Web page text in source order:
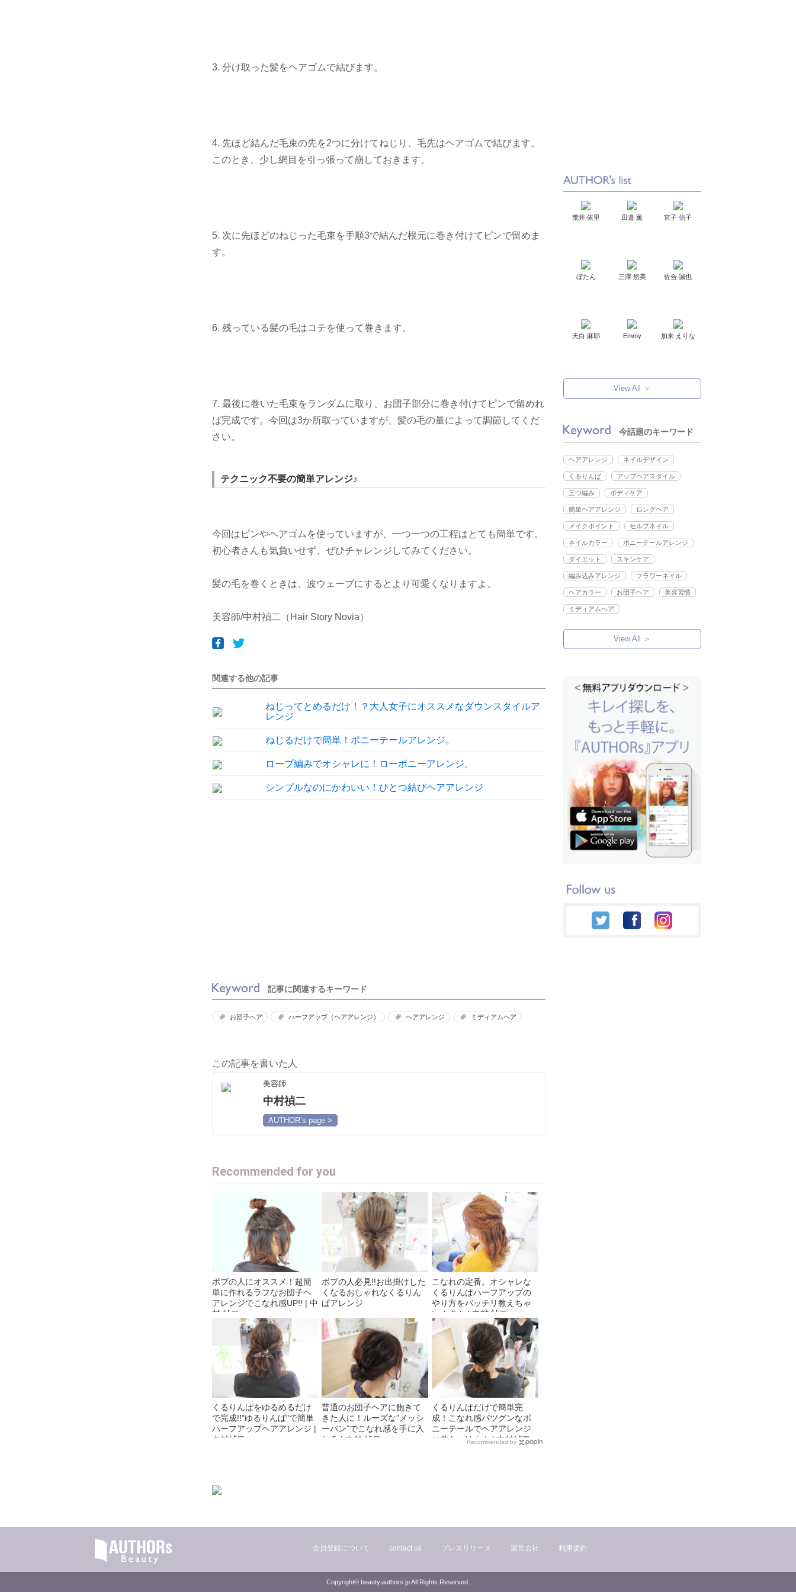
3. 分け取った髪をヘアゴムで結びます。
4. 先ほど結んだ毛束の先を2つに分けてねじり、毛先はヘアゴムで結びます。
このとき、少し網目を引っ張って崩しておきます。
5. 次に先ほどのねじった毛束を手順3で結んだ根元に巻き付けてピンで留めま
す。
6. 残っている髪の毛はコテを使って巻きます。
7. 最後に巻いた毛束をランダムに取り、お団子部分に巻き付けてピンで留めれ
ば完成です。今回は3か所取っていますが、髪の毛の量によって調節してくだ
さい。
テクニック不要の簡単アレンジ♪
今回はピンやヘアゴムを使っていますが、一つ一つの工程はとても簡単です。
初心者さんも気負いせず、ぜひチャレンジしてみてください。
髪の毛を巻くときは、波ウェーブにするとより可愛くなりますよ。
美容師/中村禎二（Hair Story Novia）
関連する他の記事
ねじってとめるだけ！？大人女子にオススメなダウンスタイルア
レンジ
ねじるだけで簡単！ポニーテールアレンジ。
ロープ編みでオシャレに！ローポニーアレンジ。
シンプルなのにかわいい！ひとつ結びヘアアレンジ
記事に関連するキーワード
お団子ヘア ハーフアップ（ヘアアレンジ） ヘアアレンジ ミディアムヘア
この記事を書いた人
美容師
中村禎二
AUTHOR’s page >
Recommended for you
ボブの人にオススメ！超簡
単に作れるラフなお団子ヘ
アレンジでこなれ感UP!! | 中
村 禎二
ボブの人必見!!お出掛けした
くなるおしゃれなくるりん
ぱアレンジ
こなれの定番。オシャレな
くるりんぱハーフアップの
やり方をバッチリ教えちゃ
います！ | 中村 禎二
くるりんぱをゆるめるだけ
で完成!!"ゆるりんぱ"で簡単
ハーフアップヘアアレンジ |
中村禎二
普通のお団子ヘアに飽きて
きた人に！ルーズな”メッシ
ーバン”でこなれ感を手に入
れる | 中村 禎二
くるりんぱだけで簡単完
成！こなれ感バツグンなポ
ニーテールでヘアアレンジ
に差をつけよ！ | 中村禎二
Recommended by
荒井 依里 田邉 薫 宮子 信子
ぼたん 三澤 悠美 佐合 誠也
天白 麻耶 Emmy 加来 えりな
View All ＞
今話題のキーワード
ヘアアレンジ ネイルデザイン
くるりんぱ アップヘアスタイル
三つ編み ボディケア
簡単ヘアアレンジ ロングヘア
メイクポイント セルフネイル
ネイルカラー ポニーテールアレンジ
ダイエット スキンケア
編み込みアレンジ フラワーネイル
ヘアカラー お団子ヘア 美容習慣
ミディアムヘア
View All ＞
会員登録について contact us プレスリリース 運営会社 利用規約
Copyright© beauty.authors.jp All Rights Reserved.